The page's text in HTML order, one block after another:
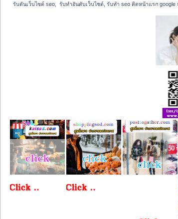
รับดันเว็บไซต์ seo,  รับทำอันดับเว็บไซต์, รับทำ seo ติดหน้าแรก google